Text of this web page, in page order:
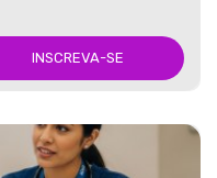
INSCREVA-SE